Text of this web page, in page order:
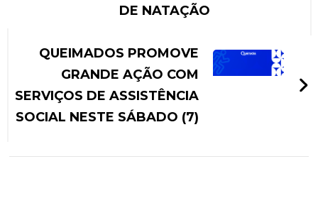
DE NATAÇÃO
QUEIMADOS PROMOVE
GRANDE AÇÃO COM
SERVIÇOS DE ASSISTÊNCIA
SOCIAL NESTE SÁBADO (7)